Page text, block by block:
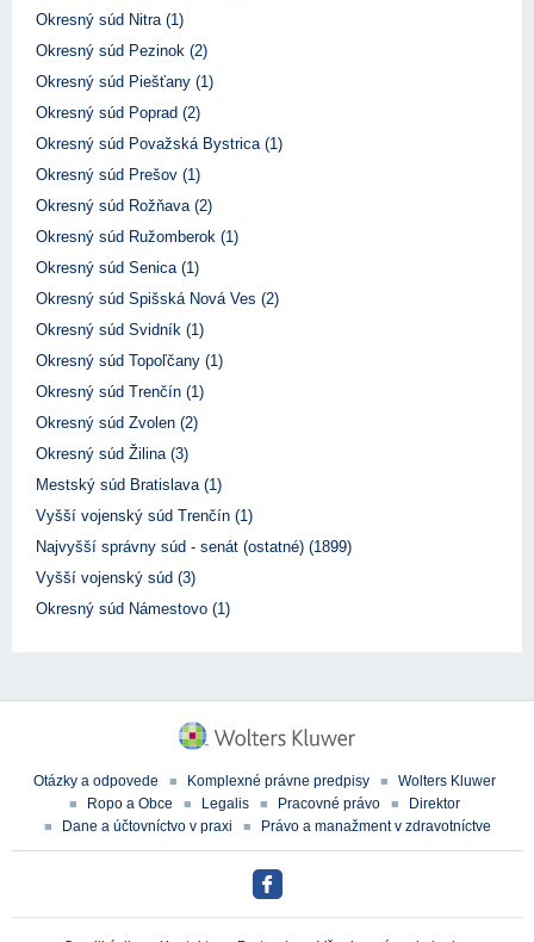
Okresný súd Nitra (1)
Okresný súd Pezinok (2)
Okresný súd Piešťany (1)
Okresný súd Poprad (2)
Okresný súd Považská Bystrica (1)
Okresný súd Prešov (1)
Okresný súd Rožňava (2)
Okresný súd Ružomberok (1)
Okresný súd Senica (1)
Okresný súd Spišská Nová Ves (2)
Okresný súd Svidník (1)
Okresný súd Topoľčany (1)
Okresný súd Trenčín (1)
Okresný súd Zvolen (2)
Okresný súd Žilina (3)
Mestský súd Bratislava (1)
Vyšší vojenský súd Trenčín (1)
Najvyšší správny súd - senát (ostatné) (1899)
Vyšší vojenský súd (3)
Okresný súd Námestovo (1)
Otázky a odpovede Komplexné právne predpisy
Wolters Kluwer
Ropo a Obce
Legalis Pracovné právo
Direktor
Dane a účtovníctvo v praxi
Právo a manažment v zdravotníctve